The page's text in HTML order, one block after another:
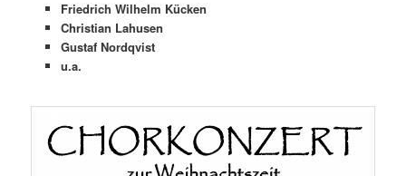
Friedrich Wilhelm Kücken
Christian Lahusen
Gustaf Nordqvist
u.a.